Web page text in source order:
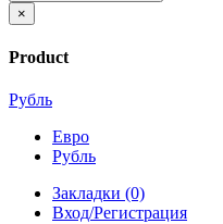
×
Product
Рубль
Евро
Рубль
Закладки (0)
Вход/Регистрация